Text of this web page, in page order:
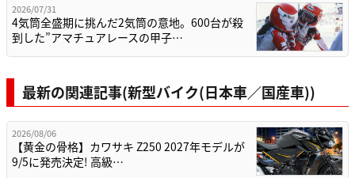
2026/07/31
4気筒全盛期に挑んだ2気筒の意地。600台が殺
到した”アマチュアレースの甲子…
最新の関連記事(新型バイク(日本車／国産車))
2026/08/06
【黄金の骨格】カワサキ Z250 2027年モデルが
9/5に発売決定! 高級…